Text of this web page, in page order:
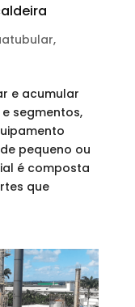
,
e acumular
segmentos,
pequeno ou
é composta
que